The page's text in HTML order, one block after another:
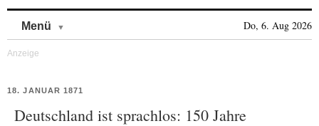
Menü Do, 6. Aug 2026
18. JANUAR 1871
Deutschland ist sprachlos: 150 Jahre